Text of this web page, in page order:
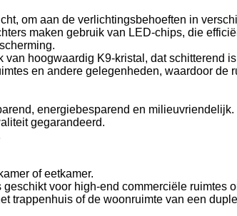
om aan de verlichtingsbehoeften in
maken gebruik van LED-chips, die
hoogwaardig K9-kristal, dat schitterend
en andere gelegenheden, waardoor de
energiebesparend en milieuvriendelijk.
gegarandeerd.
of eetkamer.
voor high-end commerciële ruimtes
trappenhuis of de woonruimte van een